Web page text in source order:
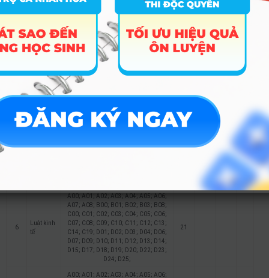
D07; D09; D10; D11; D12; D13; D14;
D15; D17; D18; D19; D20; D22; D23;
D24; D25;
4
doanh
quốc tế
A00; A01; A02; A03; A04; A05; A06;
A07; A08; B00; B01; B02; B03; B08;
C00; C01; C02; C03; C04; C05; C06;
C07; C08; C09; C10; C11; C12; C13;
C14; C19; D01; D02; D03; D04; D06;
D07; D09; D10; D11; D12; D13; D14;
D15; D17; D18; D19; D20; D22; D23;
18
5
– Ngân
A00; A01; A02; A03; A04; A05; A06;
A07; A08; B00; B01; B02; B03; B08;
C07; C08; C09; C10; C11; C12; C13;
18
6
Luật kinh
tế
A00; A01; A02; A03; A04; A05; A06;
A07; A08; B00; B01; B02; B03; B08;
C00; C01; C02; C03; C04; C05; C06;
C07; C08; C09; C10; C11; C12; C13;
C14; C19; D01; D02; D03; D04; D06;
D07; D09; D10; D11; D12; D13; D14;
D15; D17; D18; D19; D20; D22; D23;
D24; D25;
21
A00; A01; A02; A03; A04; A05; A06;